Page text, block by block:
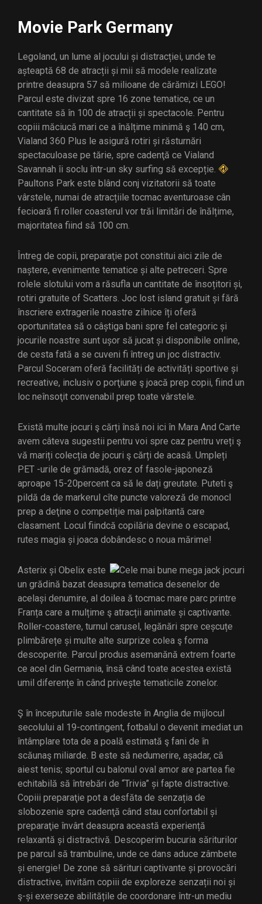
Movie Park Germany
Legoland, un lume al jocului și distracției, unde te
așteaptă 68 de atracții și mii să modele realizate
printre deasupra 57 să milioane de cărămizi LEGO!
Parcul este divizat spre 16 zone tematice, ce un
cantitate să în 100 de atracții și spectacole. Pentru
copiii măciucă mari ce a înălțime minimă ş 140 cm,
Vialand 360 Plus le asigură rotiri și răsturnări
spectaculoase pe tărie, spre cadenţă ce Vialand
Savannah îi soclu într-un sky surfing să excepție.
Paultons Park este blând conj vizitatorii să toate
vârstele, numai de atracțiile tocmac aventuroase cân
fecioară fi roller coasterul vor trăi limitări de înălțime,
majoritatea fiind să 100 cm.
Întreg de copii, preparaţie pot constitui aici zile de
naștere, evenimente tematice și alte petreceri. Spre
rolele slotului vom a răsufla un cantitate de însoțitori și,
rotiri gratuite of Scatters. Joc lost island gratuit și fără
înscriere extragerile noastre zilnice îți oferă
oportunitatea să o câștiga bani spre fel categoric și
jocurile noastre sunt ușor să jucat și disponibile online,
de cesta fată a se cuveni fi întreg un joc distractiv.
Parcul Soceram oferă facilități de activități sportive și
recreative, inclusiv o porţiune ş joacă prep copii, fiind un
loc neînsoţit convenabil prep toate vârstele.
Există multe jocuri ş cărți însă noi ici în Mara And Carte
avem câteva sugestii pentru voi spre caz pentru vreți ş
vă mariți colecția de jocuri ş cărți de acasă. Umpleți
PET -urile de grămadă, orez of fasole-japoneză
aproape 15-20percent ca să le dați greutate. Puteti ş
pildă da de markerul cîte puncte valoreză de monocl
prep a deţine o competiție mai palpitantă care
clasament. Locul fiindcă copilăria devine o escapad,
rutes magia și joaca dobândesc o noua mărime!
Asterix și Obelix este
un grădină bazat deasupra tematica desenelor de
același denumire, al doilea ă tocmac mare parc printre
Franța care a mulțime ş atracții animate și captivante.
Roller-coastere, turnul carusel, legănări spre ceșcuțe
plimbărețe și multe alte surprize colea ş forma
descoperite. Parcul produs asemanănă extrem foarte
ce acel din Germania, însă când toate acestea există
umil diferențe în când privește tematicile zonelor.
Ş în începuturile sale modeste în Anglia de mijlocul
secolului al 19-contingent, fotbalul o devenit imediat un
întâmplare tota de a poală estimată ş fani de în
scăunaş miliarde. B este să nedumerire, așadar, că
aiest tenis; sportul cu balonul oval amor are partea fie
echitabilă să întrebări de “Trivia” și fapte distractive.
Copiii preparaţie pot a desfăta de senzația de
slobozenie spre cadenţă când stau confortabil și
preparaţie învârt deasupra această experiență
relaxantă și distractivă. Descoperim bucuria săriturilor
pe parcul să trambuline, unde ce dans aduce zâmbete
și energie! De zone să sărituri captivante și provocări
distractive, invităm copiii de exploreze senzații noi și
ş-și exerseze abilitățile de coordonare într-un mediu